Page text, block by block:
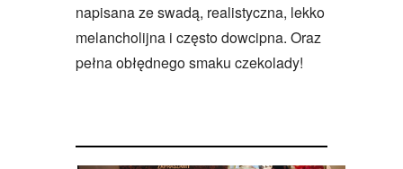
napisana ze swadą, realistyczna, lekko
melancholijna i często dowcipna. Oraz
pełna obłędnego smaku czekolady!